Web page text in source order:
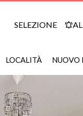
SELEZIONE
LOCALITÀ NUOVO